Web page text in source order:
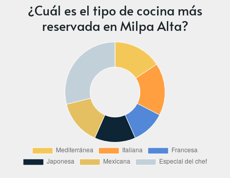
¿Cuál es el tipo de cocina más
reservada en Milpa Alta?